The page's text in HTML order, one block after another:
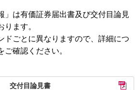
」は有価証券届出書及び交付目論見
ます。
ドごとに異なりますので、詳細につ
ご確認ください。
交付目論見書